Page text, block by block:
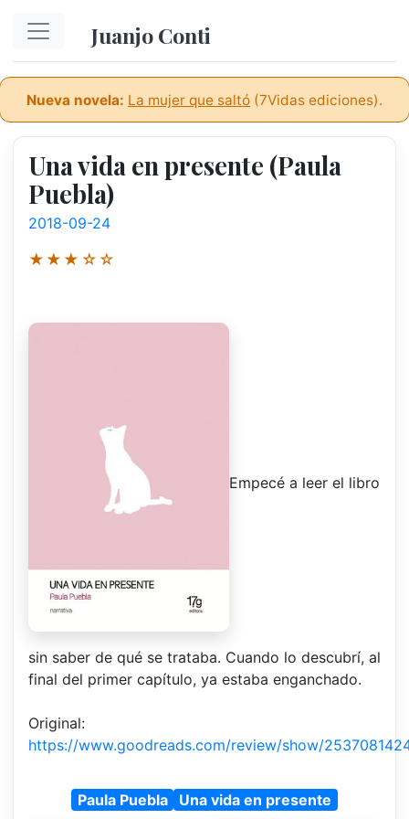
Juanjo Conti
Nueva novela: La mujer que saltó (7Vidas ediciones).
Una vida en presente (Paula
Puebla)
2018-09-24
★★★☆☆
Empecé a leer el libro
sin saber de qué se trataba. Cuando lo descubrí, al
final del primer capítulo, ya estaba enganchado.
Original:
https://www.goodreads.com/review/show/
Paula Puebla Una vida en presente